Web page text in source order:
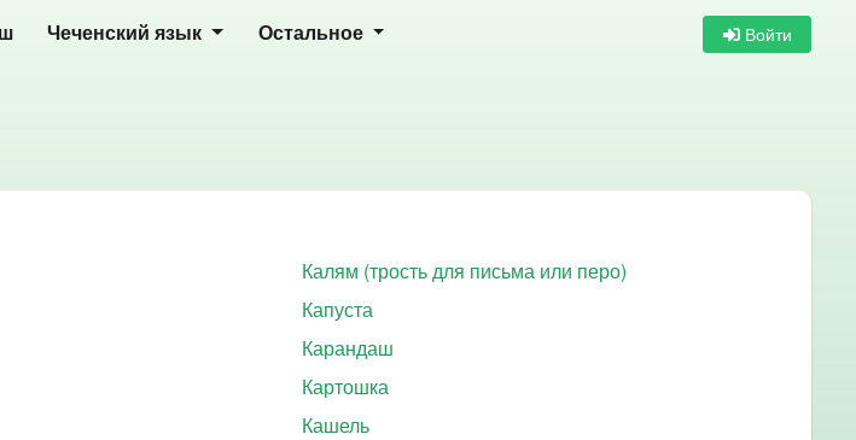
Чеченский язык Остальное Войти
Калям (трость для письма или перо)
Капуста
Карандаш
Картошка
Кашель